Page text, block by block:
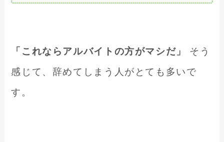
「これならアルバイトの方がマシだ」
そう
感じて、辞めてしまう人がとても多いで
す。